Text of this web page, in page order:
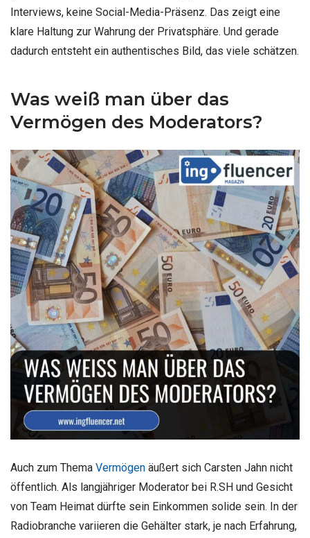
Interviews, keine Social-Media-Präsenz. Das zeigt eine
klare Haltung zur Wahrung der Privatsphäre. Und gerade
dadurch entsteht ein authentisches Bild, das viele schätzen.
Was weiß man über das
Vermögen des Moderators?
Auch zum Thema Vermögen äußert sich Carsten Jahn nicht
öffentlich. Als langjähriger Moderator bei R.SH und Gesicht
von Team Heimat dürfte sein Einkommen solide sein. In der
Radiobranche variieren die Gehälter stark, je nach Erfahrung,